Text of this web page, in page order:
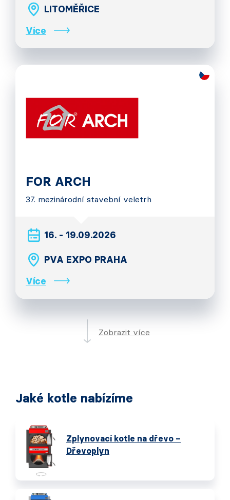
LITOMĚŘICE
Více
FOR ARCH
37. mezinárodní stavební veletrh
16. - 19.09.2026
PVA EXPO PRAHA
Více
Zobrazit více
Jaké kotle nabízíme
Zplynovací kotle na dřevo –
Dřevoplyn